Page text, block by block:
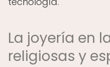
La joyería en
religiosas y